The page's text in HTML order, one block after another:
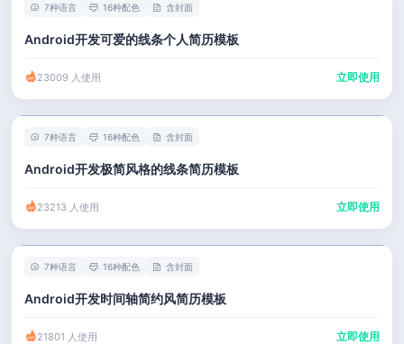
7种语言 16种配色 含封面
Android开发可爱的线条个人简历模板
23009 人使用 立即使用
7种语言 16种配色 含封面
Android开发极简风格的线条简历模板
23213 人使用 立即使用
7种语言 16种配色 含封面
Android开发时间轴简约风简历模板
21801 人使用 立即使用